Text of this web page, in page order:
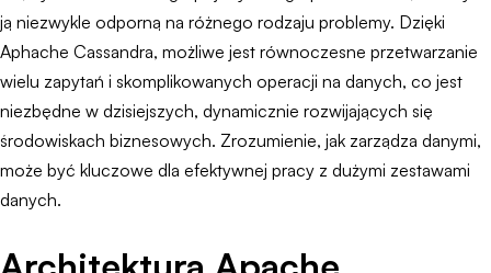
ją niezwykle odporną na różnego rodzaju problemy. Dzięki
Aphache Cassandra, możliwe jest równoczesne przetwarzanie
wielu zapytań i skomplikowanych operacji na danych, co jest
niezbędne w dzisiejszych, dynamicznie rozwijających się
środowiskach biznesowych. Zrozumienie, jak zarządza danymi,
może być kluczowe dla efektywnej pracy z dużymi zestawami
danych.